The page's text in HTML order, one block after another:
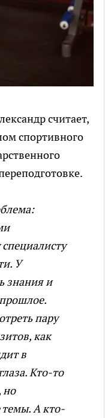
считает,
спортивного
У
знания и
пару
как
в
Кто-то
но
темы. А кто-